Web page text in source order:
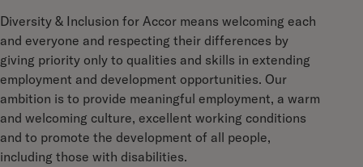
Diversity & Inclusion for Accor means welcoming each
and everyone and respecting their differences by
giving priority only to qualities and skills in extending
employment and development opportunities. Our
ambition is to provide meaningful employment, a warm
and welcoming culture, excellent working conditions
and to promote the development of all people,
including those with disabilities.